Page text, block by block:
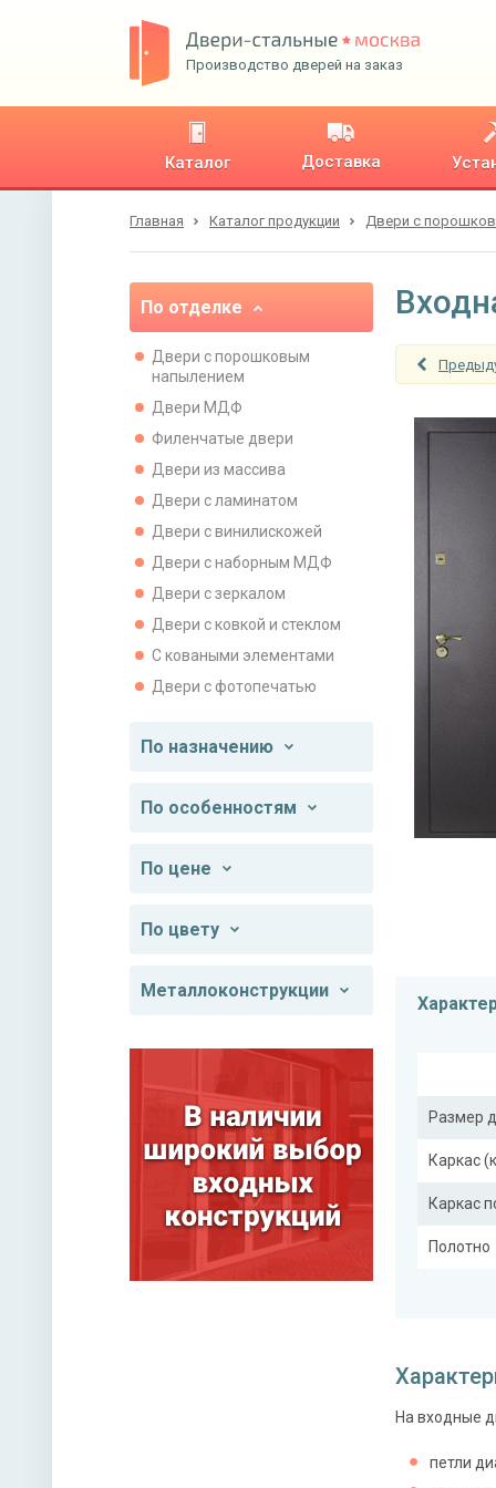
Производство дверей на заказ
Каталог Доставка
Главная Каталог продукции Двери с
По отделке
Двери с порошковым
напылением
Двери МДФ
Филенчатые двери
Двери из массива
Двери с ламинатом
Двери с винилискожей
Двери с наборным МДФ
Двери с зеркалом
Двери с ковкой и стеклом
С коваными элементами
Двери с фотопечатью
По назначению
По особенностям
По цене
По цвету
Металлоконструкции
Размер
Каркас
Каркас
Полотно
Отделка
На входные
петли